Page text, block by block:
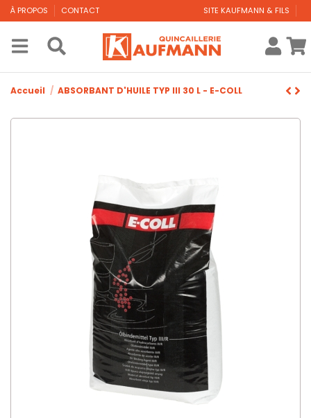
À PROPOS CONTACT SITE KAUFMANN & FILS
Accueil ABSORBANT D'HUILE TYP III 30 L - E-COLL